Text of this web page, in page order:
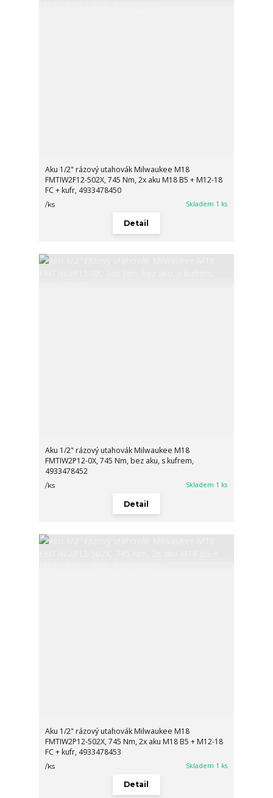
Aku 1/2" rázový utahovák Milwaukee M18
FMTIW2F12-502X, 745 Nm, 2x aku M18 B5 + M12-18
FC + kufr, 4933478450
/ks Skladem 1 ks
Detail
Aku 1/2" rázový utahovák Milwaukee M18
FMTIW2P12-0X, 745 Nm, bez aku, s kufrem,
4933478452
/ks Skladem 1 ks
Detail
Aku 1/2" rázový utahovák Milwaukee M18
FMTIW2P12-502X, 745 Nm, 2x aku M18 B5 + M12-18
FC + kufr, 4933478453
/ks Skladem 1 ks
Detail